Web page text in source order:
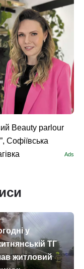
Beauty parlour
Софіївська
Ads
у
ТГ
житловий